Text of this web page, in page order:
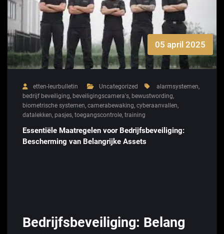
05 april 2025
etten-leurbulletin Uncategorized alarmsystemen,
bedrijf beveiliging, beveiligingscamera's, bewustwording,
biometrische systemen, camerabewaking, cyberaanvallen,
datalekken, pasjes, toegangscontrole, training
Essentiële Maatregelen voor Bedrijfsbeveiliging:
Bescherming van Belangrijke Assets
Bedrijfsbeveiliging: Belang